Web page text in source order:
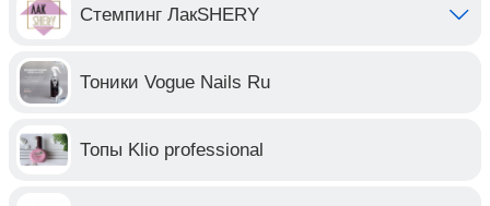
Стемпинг ЛакSHERY
Тоники Vogue Nails Ru
Топы Klio professional